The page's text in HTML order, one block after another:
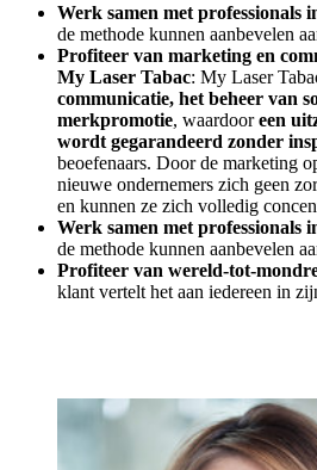
Werk samen met professionals
de methode kunnen aanbevelen
Profiteer van marketing en
My Laser Tabac: My Laser
communicatie, het beheer van
merkpromotie, waardooreen
wordt gegarandeerd zonder
beoefenaars. Door de marketing
nieuwe ondernemers zich geen
en kunnen ze zich volledig
Werk samen met professionals
de methode kunnen aanbevelen
Profiteer van wereld-tot-
klant vertelt het aan iedereen in